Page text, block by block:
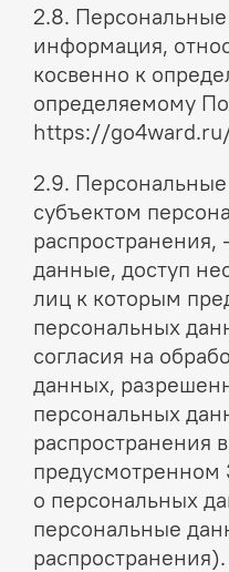
2.8.
информация,
косвенно к
определяемому
https://
2.9.
субъектом
данные, доступ
лиц к которым
персональных
согласия на
данных,
персональных
распространения
предусмотренном
о персональных
персональные
распространения).